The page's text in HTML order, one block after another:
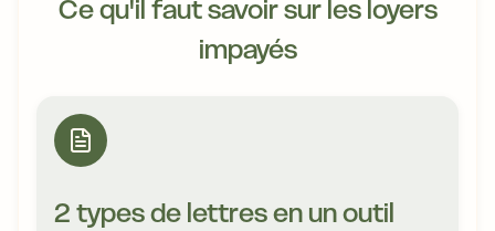
Ce qu'il faut savoir sur les loyers
impayés
2 types de lettres en un outil